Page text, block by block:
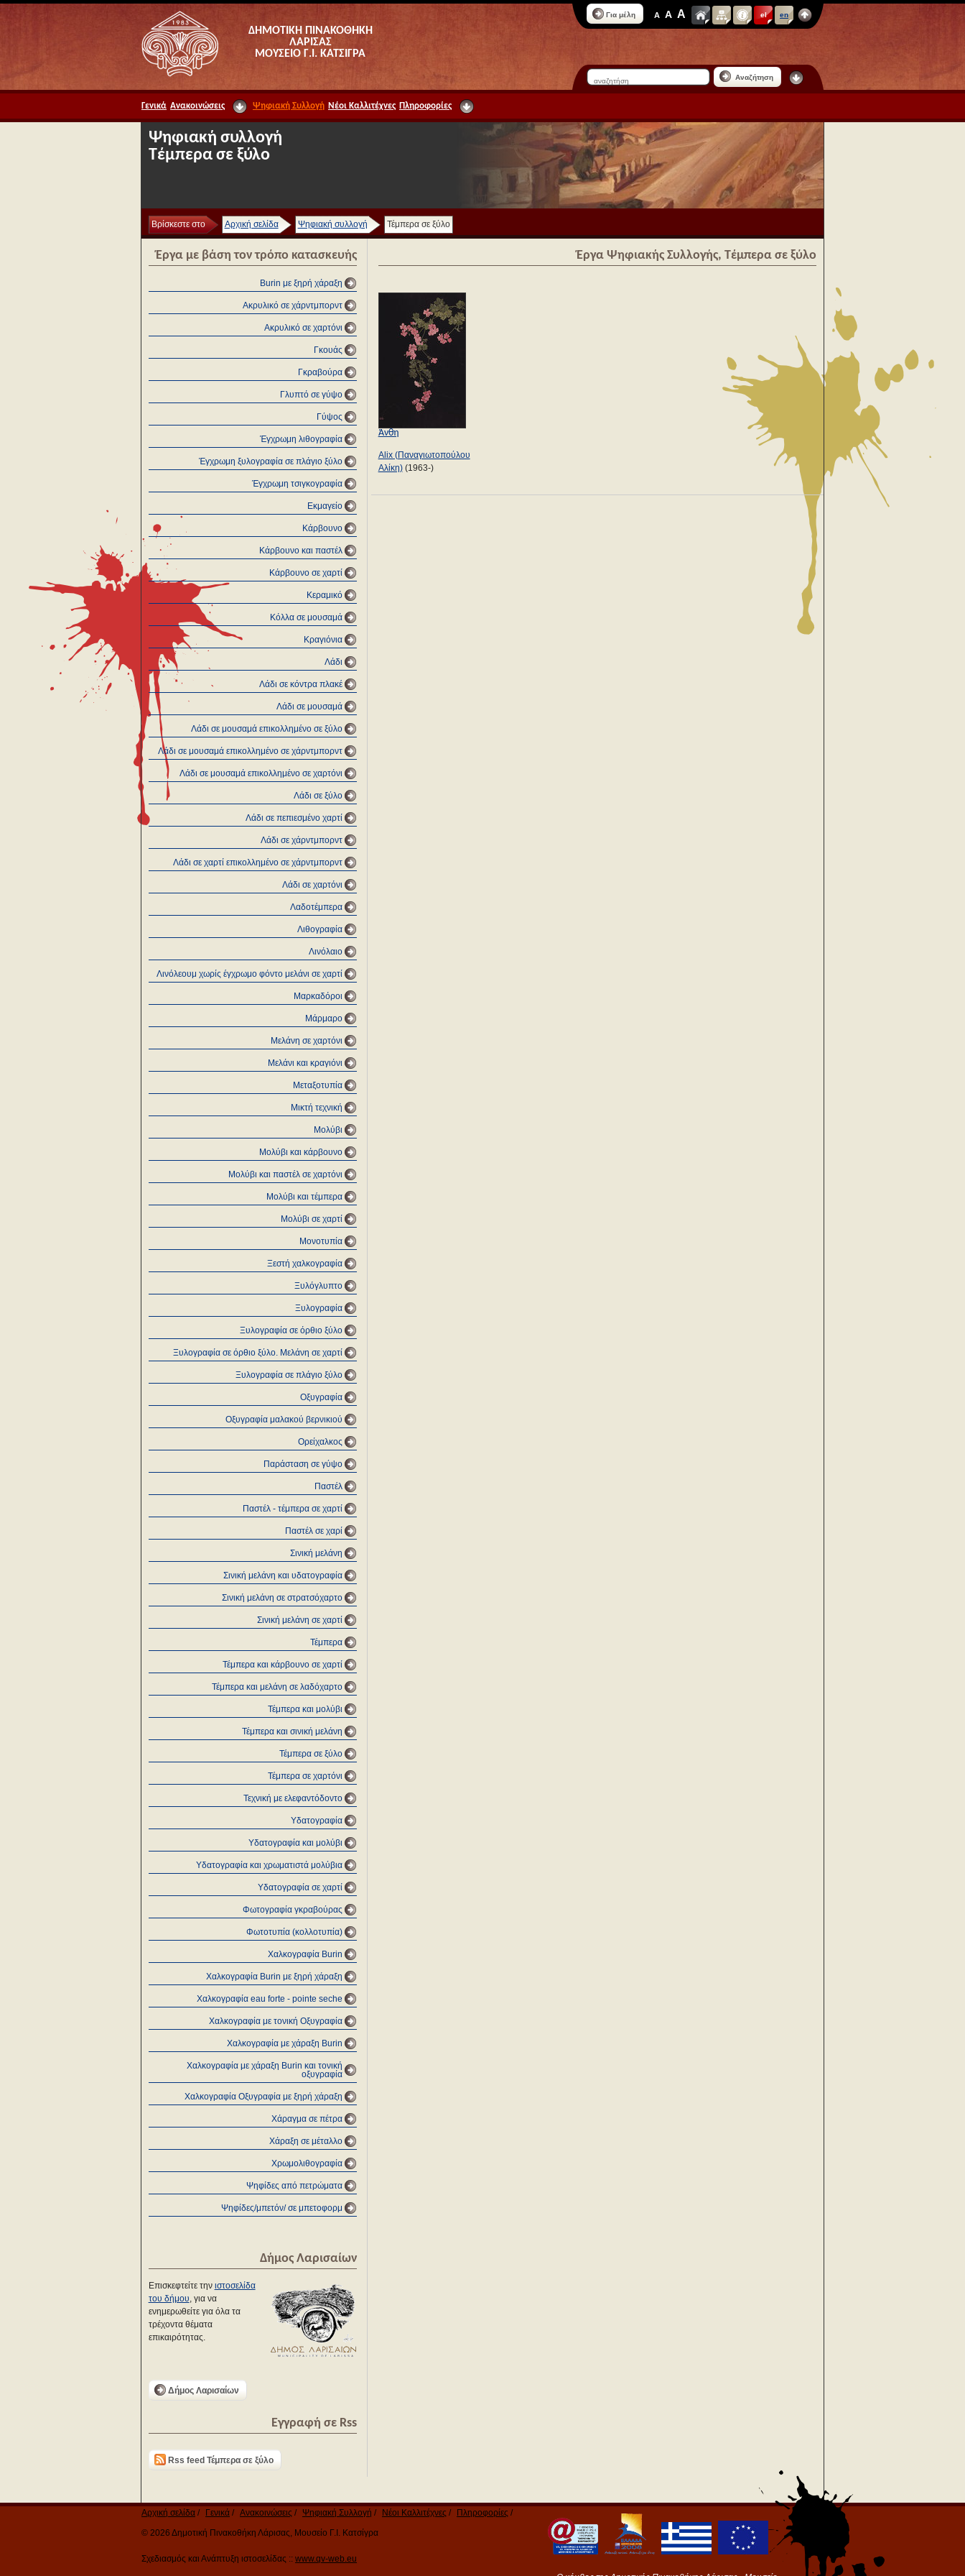
ΔΗΜΟΤΙΚΗ ΠΙΝΑΚΟΘΗΚΗ
ΛΑΡΙΣΑΣ
ΜΟΥΣΕΙΟ Γ.Ι. ΚΑΤΣΙΓΡΑ
Για μέλη A A A el en
Αναζήτηση
Γενικά Ανακοινώσεις Ψηφιακή Συλλογή Νέοι Καλλιτέχνες Πληροφορίες
Ψηφιακή συλλογή
Τέμπερα σε ξύλο
Βρίσκεστε στο Αρχική σελίδα Ψηφιακή συλλογή Τέμπερα σε ξύλο
Έργα με βάση τον τρόπο κατασκευής
Burin με ξηρή χάραξη
Ακρυλικό σε χάρντμπορντ
Ακρυλικό σε χαρτόνι
Γκουάς
Γκραβούρα
Γλυπτό σε γύψο
Γύψος
Έγχρωμη λιθογραφία
Έγχρωμη ξυλογραφία σε πλάγιο ξύλο
Έγχρωμη τσιγκογραφία
Εκμαγείο
Κάρβουνο
Κάρβουνο και παστέλ
Κάρβουνο σε χαρτί
Κεραμικό
Κόλλα σε μουσαμά
Κραγιόνια
Λάδι
Λάδι σε κόντρα πλακέ
Λάδι σε μουσαμά
Λάδι σε μουσαμά επικολλημένο σε ξύλο
Λάδι σε μουσαμά επικολλημένο σε χάρντμπορντ
Λάδι σε μουσαμά επικολλημένο σε χαρτόνι
Λάδι σε ξύλο
Λάδι σε πεπιεσμένο χαρτί
Λάδι σε χάρντμπορντ
Λάδι σε χαρτί επικολλημένο σε χάρντμπορντ
Λάδι σε χαρτόνι
Λαδοτέμπερα
Λιθογραφία
Λινόλαιο
Λινόλεουμ χωρίς έγχρωμο φόντο μελάνι σε χαρτί
Μαρκαδόροι
Μάρμαρο
Μελάνη σε χαρτόνι
Μελάνι και κραγιόνι
Μεταξοτυπία
Μικτή τεχνική
Μολύβι
Μολύβι και κάρβουνο
Μολύβι και παστέλ σε χαρτόνι
Μολύβι και τέμπερα
Μολύβι σε χαρτί
Μονοτυπία
Ξεστή χαλκογραφία
Ξυλόγλυπτο
Ξυλογραφία
Ξυλογραφία σε όρθιο ξύλο
Ξυλογραφία σε όρθιο ξύλο. Μελάνη σε χαρτί
Ξυλογραφία σε πλάγιο ξύλο
Οξυγραφία
Οξυγραφία μαλακού βερνικιού
Ορείχαλκος
Παράσταση σε γύψο
Παστέλ
Παστέλ - τέμπερα σε χαρτί
Παστέλ σε χαρί
Σινική μελάνη
Σινική μελάνη και υδατογραφία
Σινική μελάνη σε στρατσόχαρτο
Σινική μελάνη σε χαρτί
Τέμπερα
Τέμπερα και κάρβουνο σε χαρτί
Τέμπερα και μελάνη σε λαδόχαρτο
Τέμπερα και μολύβι
Τέμπερα και σινική μελάνη
Τέμπερα σε ξύλο
Τέμπερα σε χαρτόνι
Τεχνική με ελεφαντόδοντο
Υδατογραφία
Υδατογραφία και μολύβι
Υδατογραφία και χρωματιστά μολύβια
Υδατογραφία σε χαρτί
Φωτογραφία γκραβούρας
Φωτοτυπία (κολλοτυπία)
Χαλκογραφία Burin
Χαλκογραφία Burin με ξηρή χάραξη
Χαλκογραφία eau forte - pointe seche
Χαλκογραφία με τονική Οξυγραφία
Χαλκογραφία με χάραξη Burin
Χαλκογραφία με χάραξη Burin και τονική
οξυγραφία
Χαλκογραφία Οξυγραφία με ξηρή χάραξη
Χάραγμα σε πέτρα
Χάραξη σε μέταλλο
Χρωμολιθογραφία
Ψηφίδες από πετρώματα
Ψηφίδες/μπετόν/ σε μπετοφορμ
Δήμος Λαρισαίων
Επισκεφτείτε την ιστοσελίδα
του δήμου, για να
ενημερωθείτε για όλα τα
τρέχοντα θέματα
επικαιρότητας.
Δήμος Λαρισαίων
Εγγραφή σε Rss
Rss feed Τέμπερα σε ξύλο
Έργα Ψηφιακής Συλλογής, Τέμπερα σε ξύλο
Άνθη
Alix (Παναγιωτοπούλου
Αλίκη)(1963-)
Αρχική σελίδα Γενικά Ανακοινώσεις Ψηφιακή Συλλογή Νέοι Καλλιτέχνες
Πληροφορίες
© 2026 Δημοτική Πινακοθήκη Λάρισας, Μουσείο Γ.Ι. Κατσίγρα
Σχεδιασμός και Ανάπτυξη ιστοσελίδας :: www.qv-web.eu